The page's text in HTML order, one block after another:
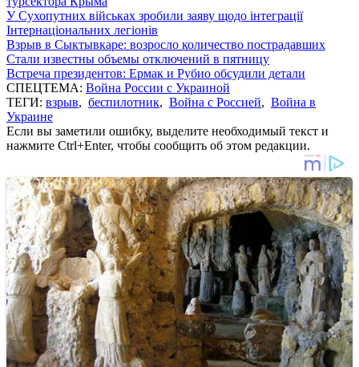
У Сухопутних військах зробили заяву щодо інтеграції
Інтернаціональних легіонів
Взрыв в Сыктывкаре: возросло количество пострадавших
Стали известны объемы отключений в пятницу
Встреча президентов: Ермак и Рубио обсудили детали
СПЕЦТЕМА: Война России с Украиной
ТЕГИ: взрыв, беспилотник, Война с Россией, Война в
Украине
Если вы заметили ошибку, выделите необходимый текст и
нажмите Ctrl+Enter, чтобы сообщить об этом редакции.